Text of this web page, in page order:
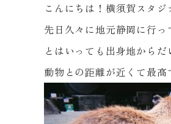
こんにちは！横須賀スタ
先日久々に地元静岡に行
とはいっても出身地から
動物との距離が近くて最高